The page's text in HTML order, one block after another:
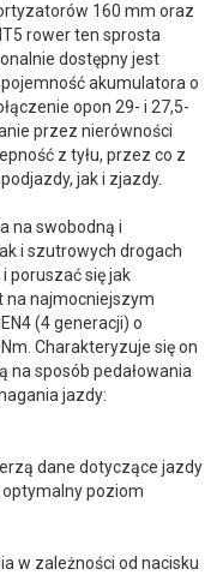
160 mm oraz
rower ten sprosta
dostępny jest
akumulatora o
opon 29- i 27,5-
przez nierówności
z tyłu, przez co z
jak i zjazdy.
na swobodną i
i szutrowych drogach
poruszać się jak
na najmocniejszym
(4 generacji) o
Charakteryzuje się on
na sposób pedałowania
jazdy:
dane dotyczące jazdy
optymalny poziom
w zależności od nacisku